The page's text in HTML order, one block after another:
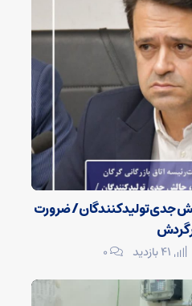
جدی تولیدکنندگان / ضرورت
گردش
۰